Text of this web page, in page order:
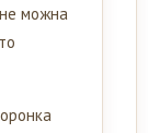
не можна